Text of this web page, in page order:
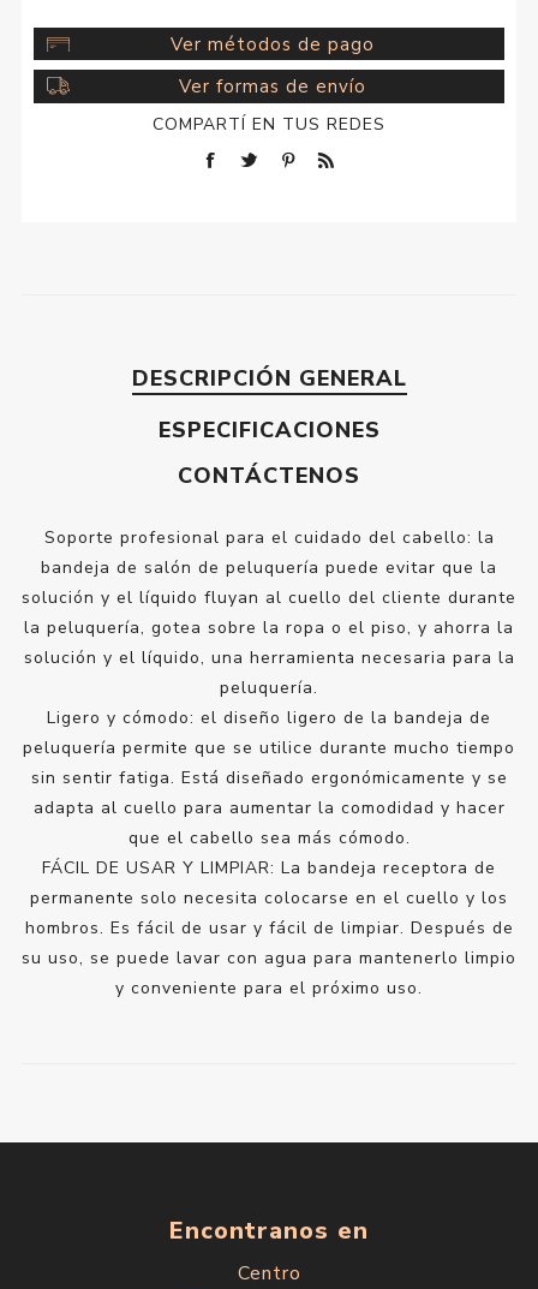
Ver métodos de pago
Ver formas de envío
COMPARTÍ EN TUS REDES
DESCRIPCIÓN GENERAL
ESPECIFICACIONES
CONTÁCTENOS
Soporte profesional para el cuidado del cabello: la
bandeja de salón de peluquería puede evitar que la
solución y el líquido fluyan al cuello del cliente durante
la peluquería, gotea sobre la ropa o el piso, y ahorra la
solución y el líquido, una herramienta necesaria para la
peluquería.
Ligero y cómodo: el diseño ligero de la bandeja de
peluquería permite que se utilice durante mucho tiempo
sin sentir fatiga. Está diseñado ergonómicamente y se
adapta al cuello para aumentar la comodidad y hacer
que el cabello sea más cómodo.
FÁCIL DE USAR Y LIMPIAR: La bandeja receptora de
permanente solo necesita colocarse en el cuello y los
hombros. Es fácil de usar y fácil de limpiar. Después de
su uso, se puede lavar con agua para mantenerlo limpio
y conveniente para el próximo uso.
Encontranos en
Centro